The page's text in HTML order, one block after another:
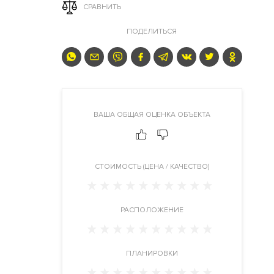
СРАВНИТЬ
ПОДЕЛИТЬСЯ
ВАША ОБЩАЯ ОЦЕНКА ОБЪЕКТА
CТОИМОСТЬ (ЦЕНА / КАЧЕСТВО)
РАСПОЛОЖЕНИЕ
ПЛАНИРОВКИ